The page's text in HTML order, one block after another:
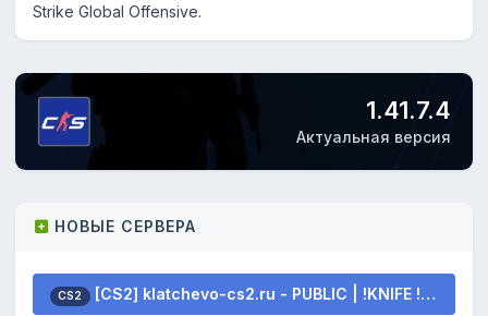
Strike Global Offensive.
1.41.7.4
Актуальная версия
НОВЫЕ СЕРВЕРА
CS2 [CS2] klatchevo-cs2.ru - PUBLIC | !KNIFE !SKINS